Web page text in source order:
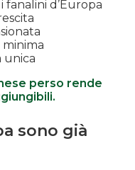
fanalini d’Europa
minima
unica
perso rende
sono già